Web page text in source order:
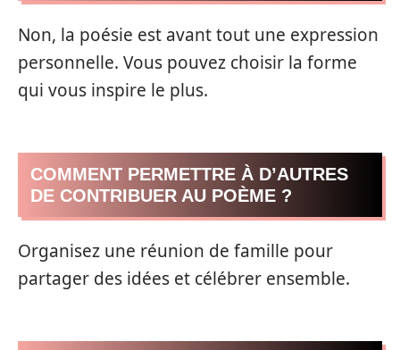
Non, la poésie est avant tout une expression
personnelle. Vous pouvez choisir la forme
qui vous inspire le plus.
COMMENT PERMETTRE À D’AUTRES
DE CONTRIBUER AU POÈME ?
Organisez une réunion de famille pour
partager des idées et célébrer ensemble.